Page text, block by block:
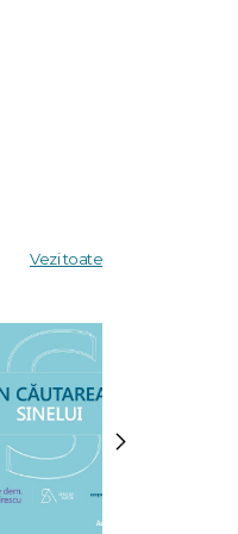
Vezi toate
›